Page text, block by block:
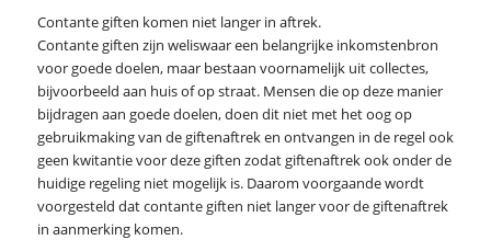
Contante giften komen niet langer in aftrek.
Contante giften zijn weliswaar een belangrijke inkomstenbron
voor goede doelen, maar bestaan voornamelijk uit collectes,
bijvoorbeeld aan huis of op straat. Mensen die op deze manier
bijdragen aan goede doelen, doen dit niet met het oog op
gebruikmaking van de giftenaftrek en ontvangen in de regel ook
geen kwitantie voor deze giften zodat giftenaftrek ook onder de
huidige regeling niet mogelijk is. Daarom voorgaande wordt
voorgesteld dat contante giften niet langer voor de giftenaftrek
in aanmerking komen.